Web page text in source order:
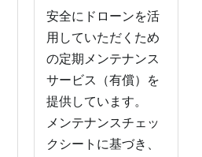
安全にドローンを活
用していただくため
の定期メンテナンス
サービス（有償）を
提供しています。
メンテナンスチェッ
クシートに基づき、